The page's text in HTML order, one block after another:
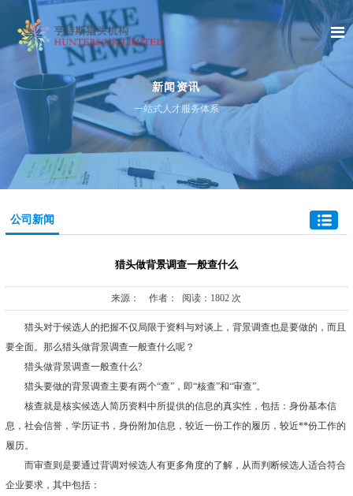
新闻资讯
一站式人才服务体系
公司新闻
猎头做背景调查一般查什么
来源： 作者： 阅读：1802 次
猎头对于候选人的把握不仅局限于资料与对谈上，背景调查也是要做的，而且
要全面。那么猎头做背景调查一般查什么呢？
猎头做背景调查一般查什么?
猎头要做的背景调查主要有两个“查”，即“核查”和“审查”。
核查就是核实候选人简历资料中所提供的信息的真实性，包括：身份基本信
息，社会信誉，学历证书，身份附加信息，较近一份工作的履历，较近**份工作的
履历。
而审查则是要通过背调对候选人有更多角度的了解，从而判断候选人适合符合
企业要求，其中包括：